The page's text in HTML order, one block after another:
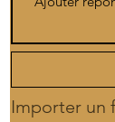
Importer un